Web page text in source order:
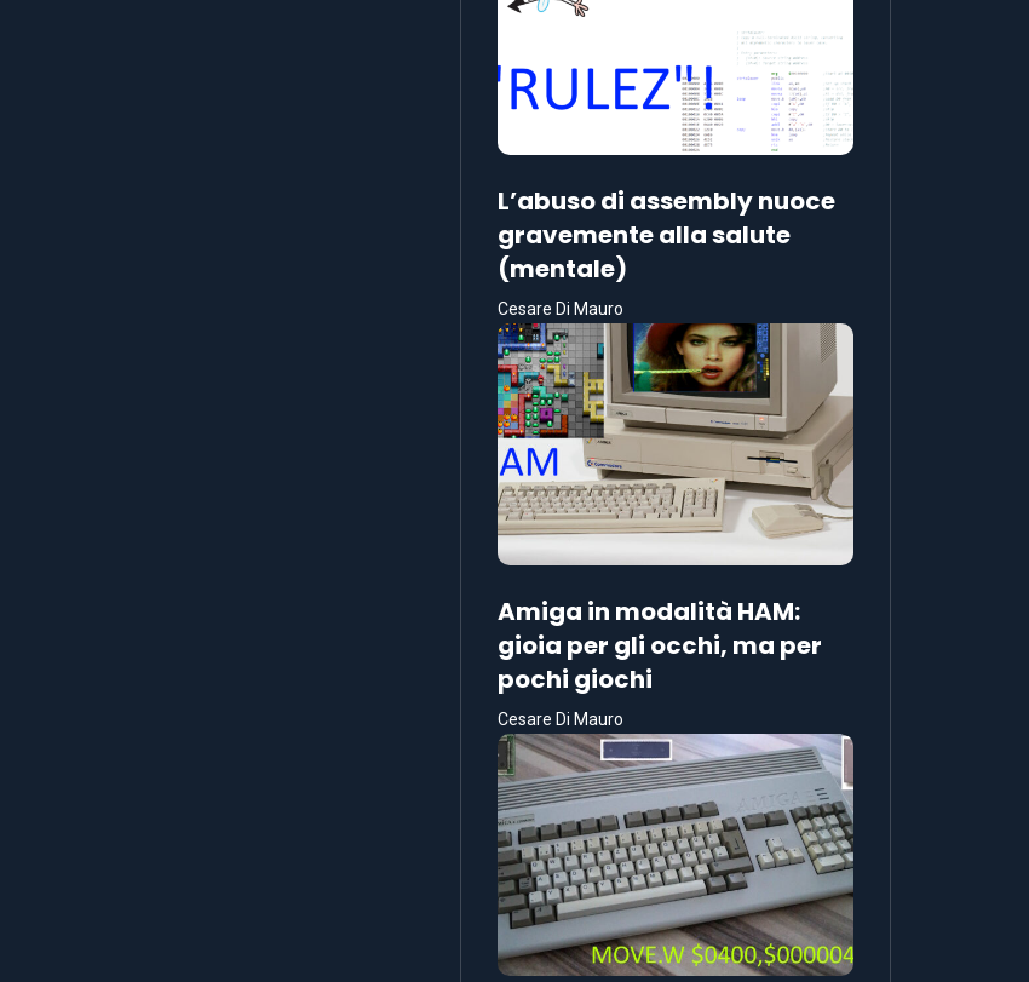
L’abuso di assembly nuoce
gravemente alla salute
(mentale)
Cesare Di Mauro
Amiga in modalità HAM:
gioia per gli occhi, ma per
pochi giochi
Cesare Di Mauro